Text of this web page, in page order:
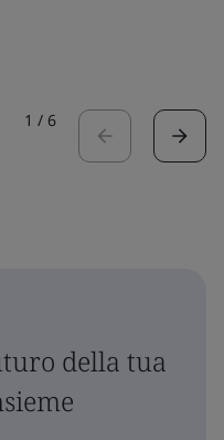
1 / 6
della tua